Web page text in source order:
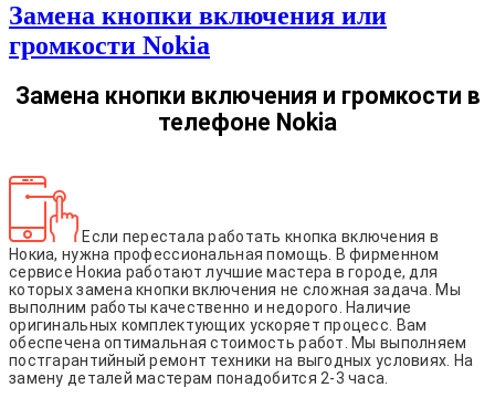
Замена кнопки включения или
громкости Nokia
Замена кнопки включения и громкости в
телефоне Nokia
Если перестала работать кнопка включения в
Нокиа, нужна профессиональная помощь. В фирменном
сервисе Нокиа работают лучшие мастера в городе, для
которых замена кнопки включения не сложная задача. Мы
выполним работы качественно и недорого. Наличие
оригинальных комплектующих ускоряет процесс. Вам
обеспечена оптимальная стоимость работ. Мы выполняем
постгарантийный ремонт техники на выгодных условиях. На
замену деталей мастерам понадобится 2-3 часа.